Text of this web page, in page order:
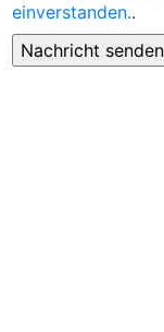
einverstanden..